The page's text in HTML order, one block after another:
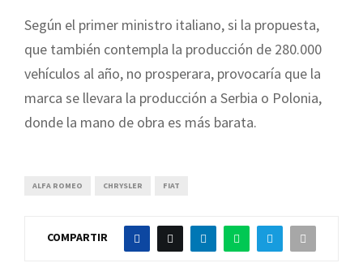
Según el primer ministro italiano, si la propuesta,
que también contempla la producción de 280.000
vehículos al año, no prosperara, provocaría que la
marca se llevara la producción a Serbia o Polonia,
donde la mano de obra es más barata.
ALFA ROMEO CHRYSLER FIAT
COMPARTIR